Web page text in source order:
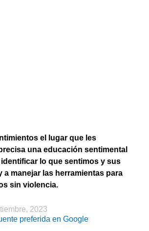
el lugar que les
una educación sentimental
lo que sentimos y sus
a manejar las herramientas para
sin violencia.
2023